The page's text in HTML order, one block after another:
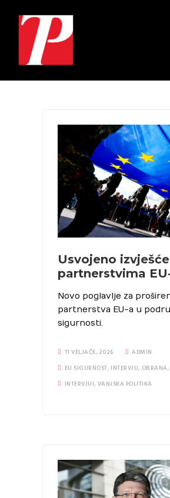
Usvojeno
partnerstvima
Novo poglavlje za
partnerstva EU-a u
sigurnosti.
11 VELJAČE, 2026
ADMIN
EU SIGURNOST, INTERVJU, OBRANA,
INTERVJUI, VANJSKA POLITIKA